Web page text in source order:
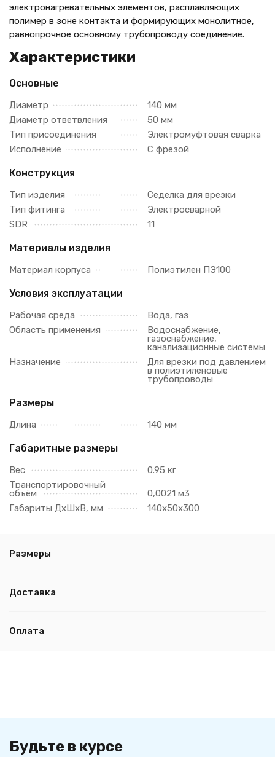
электронагревательных элементов, расплавляющих
полимер в зоне контакта и формирующих монолитное,
равнопрочное основному трубопроводу соединение.
Характеристики
Основные
Диаметр
140 мм
Диаметр ответвления
50 мм
Тип присоединения
Электромуфтовая сварка
Исполнение
С фрезой
Конструкция
Тип изделия
Седелка для врезки
Тип фитинга
Электросварной
SDR
11
Материалы изделия
Материал корпуса Полиэтилен ПЭ100
Условия эксплуатации
Рабочая среда
Вода, газ
Область применения
Водоснабжение,
газоснабжение,
канализационные системы
Назначение
Для врезки под давлением
в полиэтиленовые
трубопроводы
Размеры
Длина 140 мм
Габаритные размеры
Вес
0.95 кг
Транспортировочный
объём
0,0021 м3
Габариты ДхШхВ, мм
140х50х300
Размеры
Доставка
Оплата
Будьте в курсе